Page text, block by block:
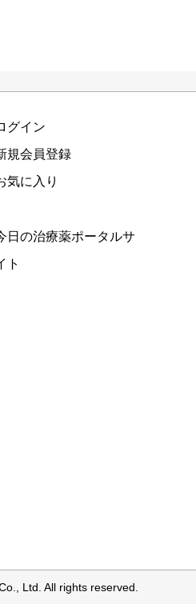
グイン
規会員登録
気に入り
日の治療薬ポータルサ
ト
Ltd. All rights reserved.